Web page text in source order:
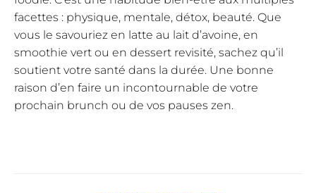
facettes : physique, mentale, détox, beauté. Que
vous le savouriez en latte au lait d’avoine, en
smoothie vert ou en dessert revisité, sachez qu’il
soutient votre santé dans la durée. Une bonne
raison d’en faire un incontournable de votre
prochain brunch ou de vos pauses zen.